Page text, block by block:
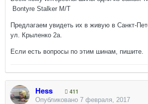
Bontyre Stalker M/T
Предлагаем увидеть их в живую в Санкт-
ул. Крыленко 2а.
Если есть вопросы по этим шинам, пишите.
Hess
411
Опубликовано 7 февраля, 2017